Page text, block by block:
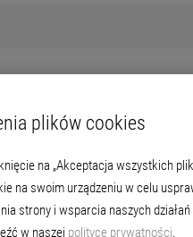
Ultrasil
powłok na
plików cookies
na „Akceptacja wszystkich
na swoim urządzeniu w celu
strony i wsparcia naszych
w naszej polityce prywatności.